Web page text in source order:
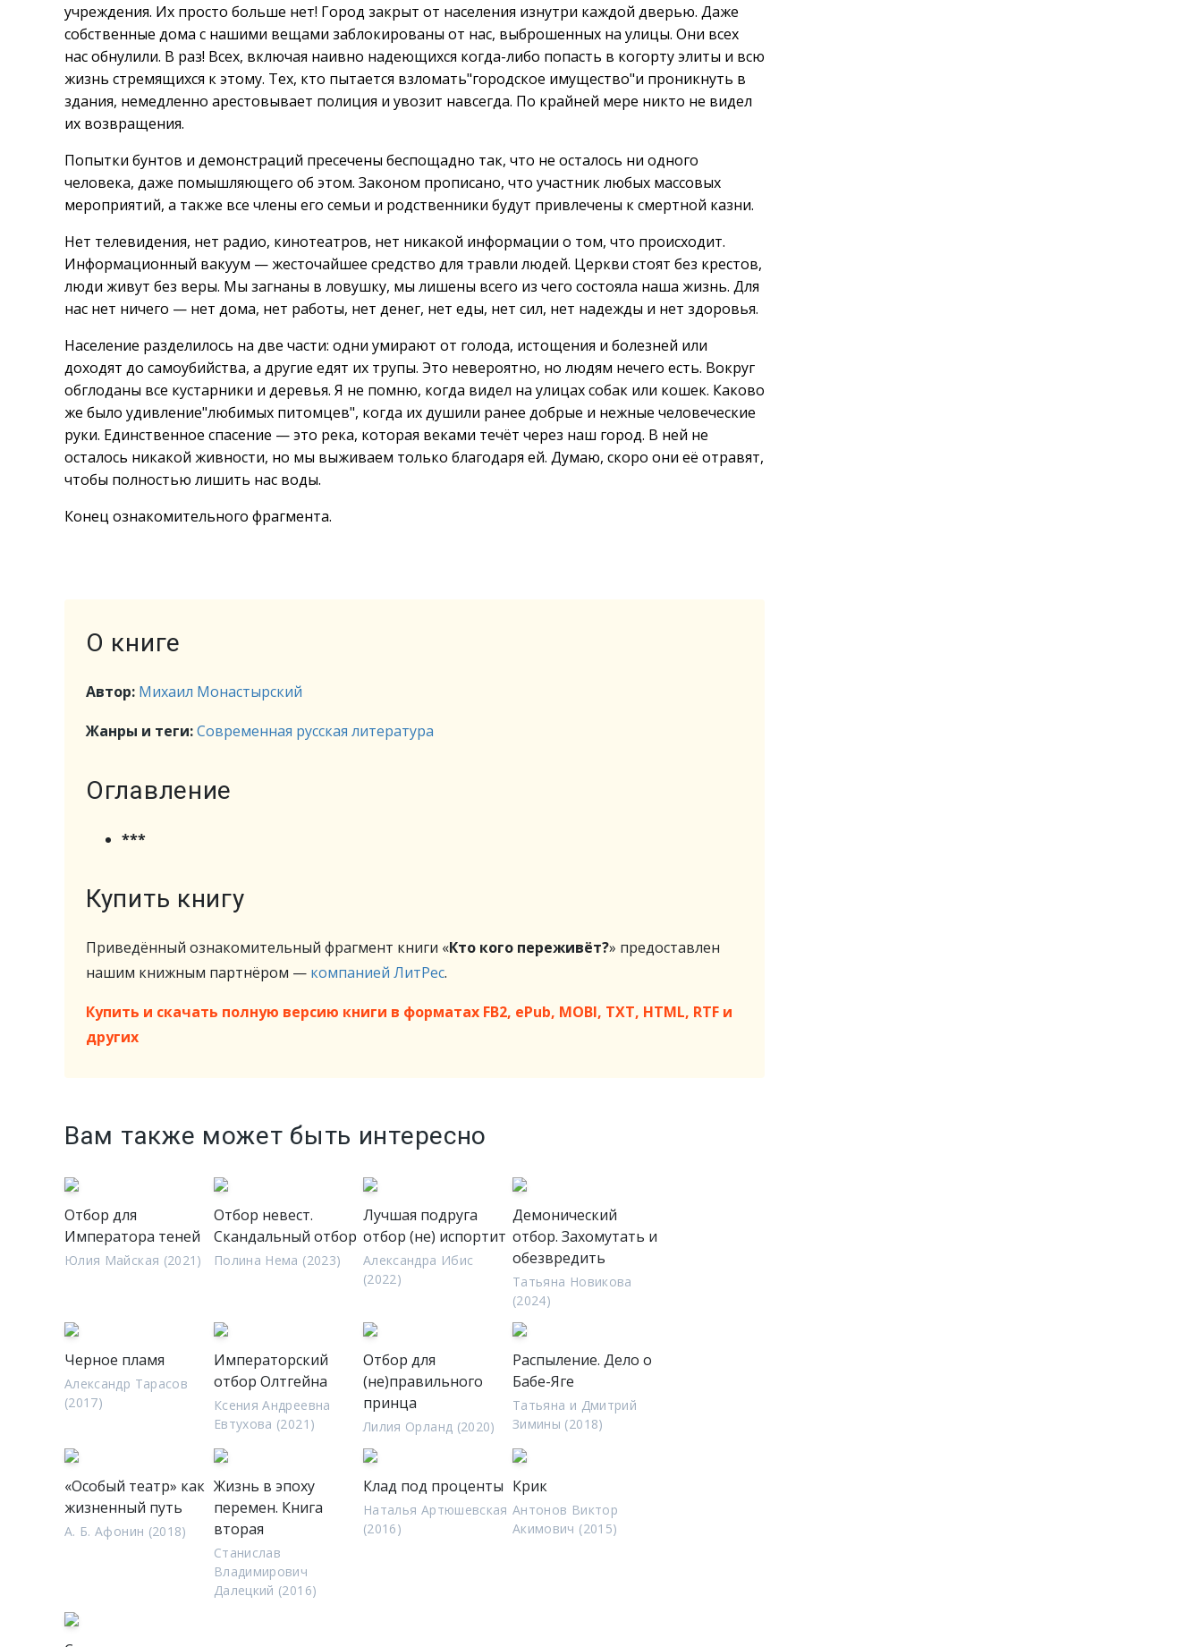
учреждения. Их просто больше нет! Город закрыт от населения изнутри каждой дверью. Даже
собственные дома с нашими вещами заблокированы от нас, выброшенных на улицы. Они всех
нас обнулили. В раз! Всех, включая наивно надеющихся когда-либо попасть в когорту элиты и всю
жизнь стремящихся к этому. Тех, кто пытается взломать"городское имущество"и проникнуть в
здания, немедленно арестовывает полиция и увозит навсегда. По крайней мере никто не видел
их возвращения.
Попытки бунтов и демонстраций пресечены беспощадно так, что не осталось ни одного
человека, даже помышляющего об этом. Законом прописано, что участник любых массовых
мероприятий, а также все члены его семьи и родственники будут привлечены к смертной казни.
Нет телевидения, нет радио, кинотеатров, нет никакой информации о том, что происходит.
Информационный вакуум — жесточайшее средство для травли людей. Церкви стоят без крестов,
люди живут без веры. Мы загнаны в ловушку, мы лишены всего из чего состояла наша жизнь. Для
нас нет ничего — нет дома, нет работы, нет денег, нет еды, нет сил, нет надежды и нет здоровья.
Население разделилось на две части: одни умирают от голода, истощения и болезней или
доходят до самоубийства, а другие едят их трупы. Это невероятно, но людям нечего есть. Вокруг
обглоданы все кустарники и деревья. Я не помню, когда видел на улицах собак или кошек. Каково
же было удивление"любимых питомцев", когда их душили ранее добрые и нежные человеческие
руки. Единственное спасение — это река, которая веками течёт через наш город. В ней не
осталось никакой живности, но мы выживаем только благодаря ей. Думаю, скоро они её отравят,
чтобы полностью лишить нас воды.
Конец ознакомительного фрагмента.
О книге
Автор: Михаил Монастырский
Жанры и теги:Современная русская литература
Оглавление
***
Купить книгу
Приведённый ознакомительный фрагмент книги «Кто кого переживёт?» предоставлен
нашим книжным партнёром — компанией ЛитРес.
Купить и скачать полную версию книги в форматах FB2, ePub, MOBI, TXT, HTML, RTF и
других
Вам также может быть интересно
Отбор для
Императора теней
Юлия Майская (2021)
Отбор невест.
Скандальный отбор
Полина Нема (2023)
Лучшая подруга
отбор (не) испортит
Александра Ибис
(2022)
Демонический
отбор. Захомутать и
обезвредить
Татьяна Новикова
(2024)
Черное пламя
Александр Тарасов
(2017)
Императорский
отбор Олтгейна
Ксения Андреевна
Евтухова (2021)
Отбор для
(не)правильного
принца
Лилия Орланд (2020)
Распыление. Дело о
Бабе-Яге
Татьяна и Дмитрий
Зимины (2018)
«Особый театр» как
жизненный путь
А. Б. Афонин (2018)
Жизнь в эпоху
перемен. Книга
вторая
Станислав
Владимирович
Далецкий (2016)
Клад под проценты
Наталья Артюшевская
(2016)
Крик
Антонов Виктор
Акимович (2015)